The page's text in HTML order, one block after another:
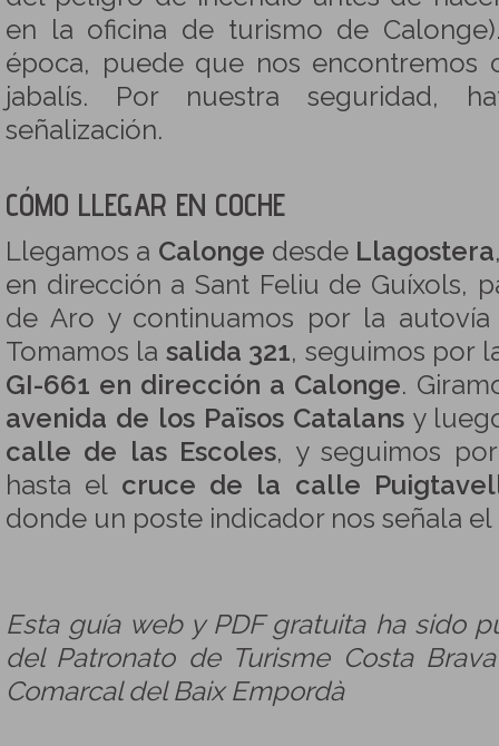
en la oficina de turismo de
época, puede que nos encontremos
jabalís. Por nuestra seguridad,
señalización.
CÓMO LLEGAR EN COCHE
Llegamos a Calonge desde Llagostera
en dirección a Sant Feliu de Guíxols,
de Aro y continuamos por la
Tomamos la salida 321, seguimos por
GI-661 en dirección a Calonge.
avenida de los Països Catalansy
calle de las Escoles, y seguimos
hasta el cruce de la calle
donde un poste indicador nos señala el
Esta guía web y PDF gratuita ha sido
del Patronato de Turisme Costa
Comarcal del Baix Empordà